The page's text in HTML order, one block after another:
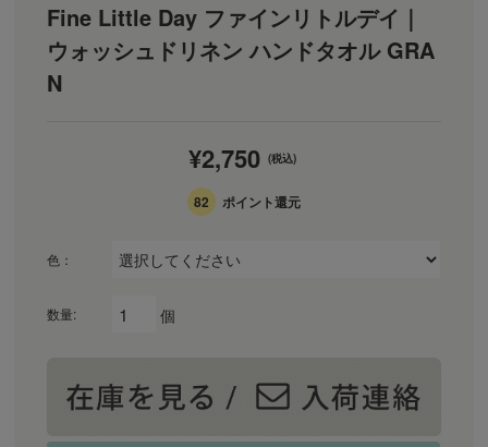
Fine Little Day ファインリトルデイ｜
ウォッシュドリネン ハンドタオル GRA
N
¥2,750 (税込)
82 ポイント還元
色：
数量: 個